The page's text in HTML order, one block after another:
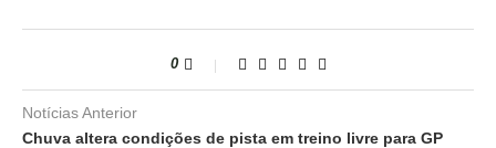
0
Notícias Anterior
Chuva altera condições de pista em treino livre para GP